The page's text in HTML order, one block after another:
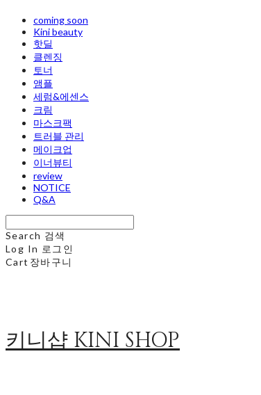
coming soon
Kini beauty
핫딜
클렌징
토너
앰플
세럼&에센스
크림
마스크팩
트러블 관리
메이크업
이너뷰티
review
NOTICE
Q&A
Search 검색
Log In 로그인
Cart 장바구니
키니샵 KINI SHOP